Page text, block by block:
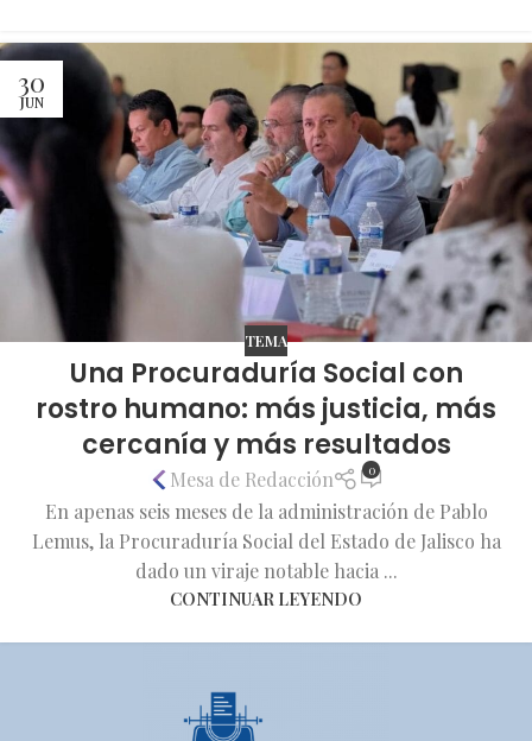
30
JUN
TEMA
Una Procuraduría Social con
rostro humano: más justicia, más
cercanía y más resultados
Mesa de Redacción 0
En apenas seis meses de la administración de Pablo
Lemus, la Procuraduría Social del Estado de Jalisco ha
dado un viraje notable hacia ...
CONTINUAR LEYENDO